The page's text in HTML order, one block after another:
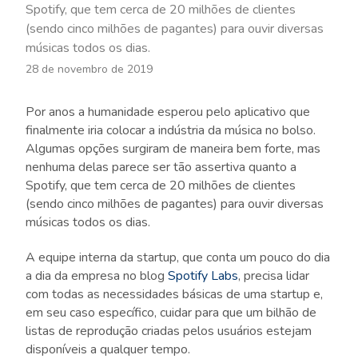
Spotify, que tem cerca de 20 milhões de clientes
(sendo cinco milhões de pagantes) para ouvir diversas
músicas todos os dias.
28 de novembro de 2019
Por anos a humanidade esperou pelo aplicativo que
finalmente iria colocar a indústria da música no bolso.
Algumas opções surgiram de maneira bem forte, mas
nenhuma delas parece ser tão assertiva quanto a
Spotify, que tem cerca de 20 milhões de clientes
(sendo cinco milhões de pagantes) para ouvir diversas
músicas todos os dias.
A equipe interna da startup, que conta um pouco do dia
a dia da empresa no blog Spotify Labs, precisa lidar
com todas as necessidades básicas de uma startup e,
em seu caso específico, cuidar para que um bilhão de
listas de reprodução criadas pelos usuários estejam
disponíveis a qualquer tempo.